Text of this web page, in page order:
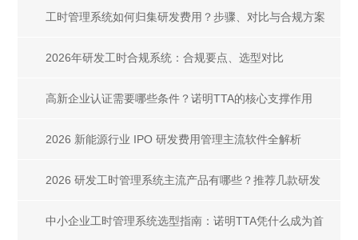
工时管理系统如何归集研发费用？步骤、对比与合规方案
2026年研发工时合规系统：合规要点、选型对比
高新企业认证需要哪些条件？诺明TTA的核心支撑作用
2026 新能源行业 IPO 研发费用管理主流软件全解析
2026 研发工时管理系统主流产品有哪些？推荐几款研发
工时管理系统
中小企业工时管理系统选型指南：诺明TTA凭什么成为首